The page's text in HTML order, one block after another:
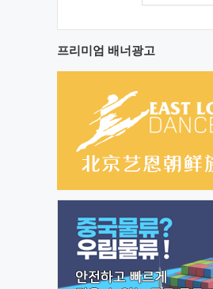
프리미엄 배너광고